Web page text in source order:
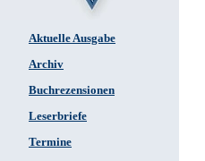
Aktuelle Ausgabe
Archiv
Buchrezensionen
Leserbriefe
Termine